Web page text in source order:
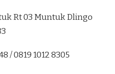
Rt 03 Muntuk Dlingo
/ 0819 1012 8305